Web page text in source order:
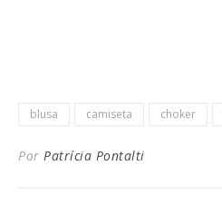
blusa camiseta choker
Por Patrícia Pontalti